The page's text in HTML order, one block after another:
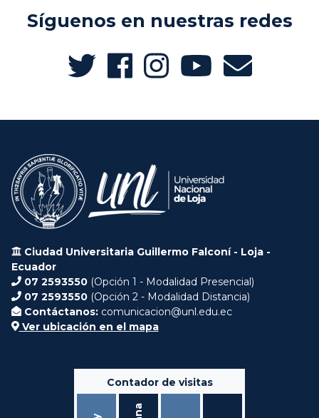
Síguenos en nuestras redes
Ciudad Universitaria Guillermo Falconí - Loja -
Ecuador
07 2593550 (Opción 1 - Modalidad Presencial)
07 2593550 (Opción 2 - Modalidad Distancia)
Contáctanos: comunicacion@unl.edu.ec
Ver ubicación en el mapa
Contador de visitas